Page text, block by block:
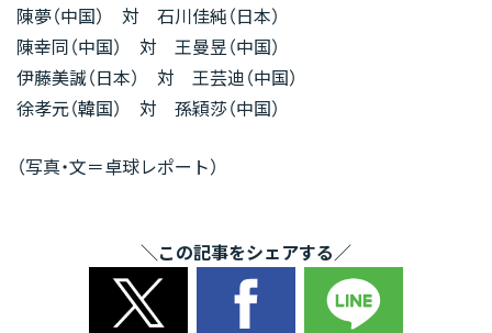
陳夢（中国） 対 石川佳純（日本）
陳幸同（中国） 対 王曼昱（中国）
伊藤美誠（日本） 対 王芸迪（中国）
徐孝元（韓国） 対 孫穎莎（中国）
（写真・文＝卓球レポート）
＼この記事をシェアする／